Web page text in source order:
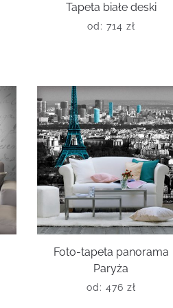
Tapeta białe deski
od: 714 zł
Foto-tapeta panorama
Paryża
od: 476 zł